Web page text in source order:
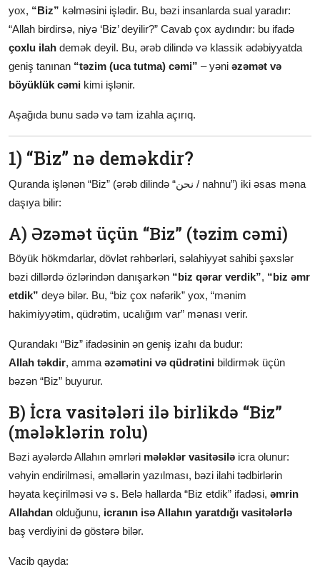
yox, “Biz” kəlməsini işlədir. Bu, bəzi insanlarda sual yaradır:
“Allah birdirsə, niyə ‘Biz’ deyilir?” Cavab çox aydındır: bu ifadə
çoxlu ilah demək deyil. Bu, ərəb dilində və klassik ədəbiyyatda
geniş tanınan “təzim (uca tutma) cəmi” – yəni əzəmət və
böyüklük cəmi kimi işlənir.
Aşağıda bunu sadə və tam izahla açırıq.
1) “Biz” nə deməkdir?
Quranda işlənən “Biz” (ərəb dilində “نحن / nahnu”) iki əsas məna
daşıya bilir:
A) Əzəmət üçün “Biz” (təzim cəmi)
Böyük hökmdarlar, dövlət rəhbərləri, səlahiyyət sahibi şəxslər
bəzi dillərdə özlərindən danışarkən “biz qərar verdik”, “biz əmr
etdik” deyə bilər. Bu, “biz çox nəfərik” yox, “mənim
hakimiyyətim, qüdrətim, ucalığım var” mənası verir.
Qurandakı “Biz” ifadəsinin ən geniş izahı da budur:
Allah təkdir, amma əzəmətini və qüdrətini bildirmək üçün
bəzən “Biz” buyurur.
B) İcra vasitələri ilə birlikdə “Biz”
(mələklərin rolu)
Bəzi ayələrdə Allahın əmrləri mələklər vasitəsilə icra olunur:
vəhyin endirilməsi, əməllərin yazılması, bəzi ilahi tədbirlərin
həyata keçirilməsi və s. Belə hallarda “Biz etdik” ifadəsi, əmrin
Allahdan olduğunu, icranın isə Allahın yaratdığı vasitələrlə
baş verdiyini də göstərə bilər.
Vacib qayda: